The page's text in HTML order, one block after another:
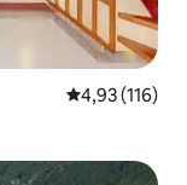
4,93 av 5 i
4,93 (116)